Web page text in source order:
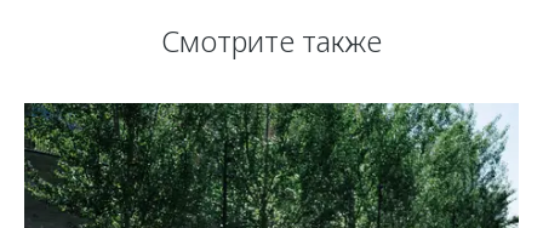
Смотрите также